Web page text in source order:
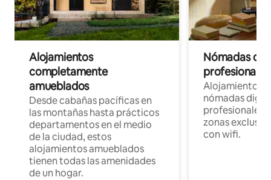
Alojamientos
completamente
amueblados
Desde cabañas pacíficas en
las montañas hasta prácticos
departamentos en el medio
de la ciudad, estos
alojamientos amueblados
tienen todas las amenidades
de un hogar.
Nómadas
Alojamientos
nómadas
profesionales
zonas
con wifi.